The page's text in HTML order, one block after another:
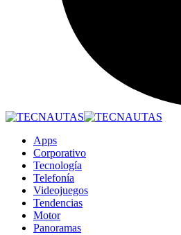
Apps
Corporativo
Tecnología
Telefonía
Videojuegos
Tendencias
Motor
Panoramas